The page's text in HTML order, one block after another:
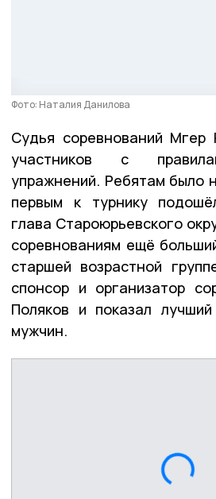
Фото: Наталия Данилова
Судья соревнований Мгер
участников с
упражнений. Ребятам было
первым к турнику
глава Староюрьевского
соревнованиям ещё
старшей возрастной
спонсор и организатор
Поляков и показал
мужчин.